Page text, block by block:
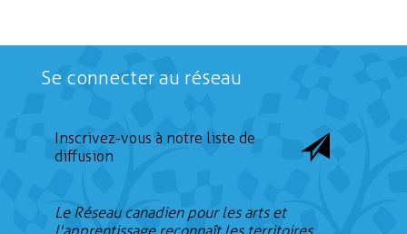
Se connecter au réseau
Inscrivez-vous à notre liste de
diffusion
Le Réseau canadien pour les arts et
l'apprentissage reconnaît les territoires